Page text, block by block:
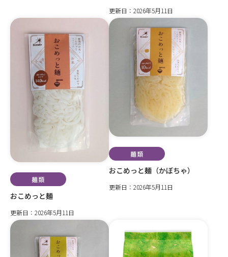
更新日：2026年5月11日
麺類
おこめっと麺
更新日：2026年5月11日
麺類
おこめっと麺（かぼちゃ）
更新日：2026年5月11日